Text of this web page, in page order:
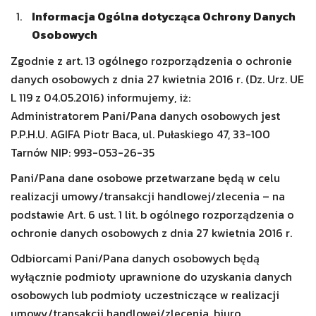
Informacja Ogólna dotycząca Ochrony Danych
Osobowych
Zgodnie z art. 13 ogólnego rozporządzenia o ochronie
danych osobowych z dnia 27 kwietnia 2016 r. (Dz. Urz. UE
L 119 z 04.05.2016) informujemy, iż:
Administratorem Pani/Pana danych osobowych jest
P.P.H.U. AGIFA Piotr Baca, ul. Pułaskiego 47, 33-100
Tarnów NIP: 993-053-26-35
Pani/Pana dane osobowe przetwarzane będą w celu
realizacji umowy/transakcji handlowej/zlecenia – na
podstawie Art. 6 ust. 1 lit. b ogólnego rozporządzenia o
ochronie danych osobowych z dnia 27 kwietnia 2016 r.
Odbiorcami Pani/Pana danych osobowych będą
wyłącznie podmioty uprawnione do uzyskania danych
osobowych lub podmioty uczestniczące w realizacji